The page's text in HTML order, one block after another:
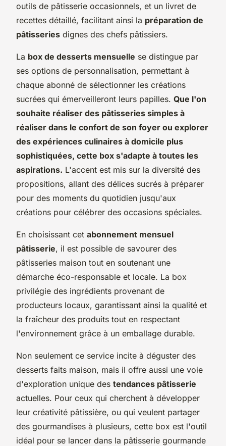
outils de pâtisserie occasionnels, et un livret de
recettes détaillé, facilitant ainsi la préparation de
pâtisseries dignes des chefs pâtissiers.
La box de desserts mensuelle se distingue par
ses options de personnalisation, permettant à
chaque abonné de sélectionner les créations
sucrées qui émerveilleront leurs papilles. Que l'on
souhaite réaliser des pâtisseries simples à
réaliser dans le confort de son foyer ou explorer
des expériences culinaires à domicile plus
sophistiquées, cette box s'adapte à toutes les
aspirations. L'accent est mis sur la diversité des
propositions, allant des délices sucrés à préparer
pour des moments du quotidien jusqu'aux
créations pour célébrer des occasions spéciales.
En choisissant cet abonnement mensuel
pâtisserie, il est possible de savourer des
pâtisseries maison tout en soutenant une
démarche éco-responsable et locale. La box
privilégie des ingrédients provenant de
producteurs locaux, garantissant ainsi la qualité et
la fraîcheur des produits tout en respectant
l'environnement grâce à un emballage durable.
Non seulement ce service incite à déguster des
desserts faits maison, mais il offre aussi une voie
d'exploration unique des tendances pâtisserie
actuelles. Pour ceux qui cherchent à développer
leur créativité pâtissière, ou qui veulent partager
des gourmandises à plusieurs, cette box est l'outil
idéal pour se lancer dans la pâtisserie gourmande